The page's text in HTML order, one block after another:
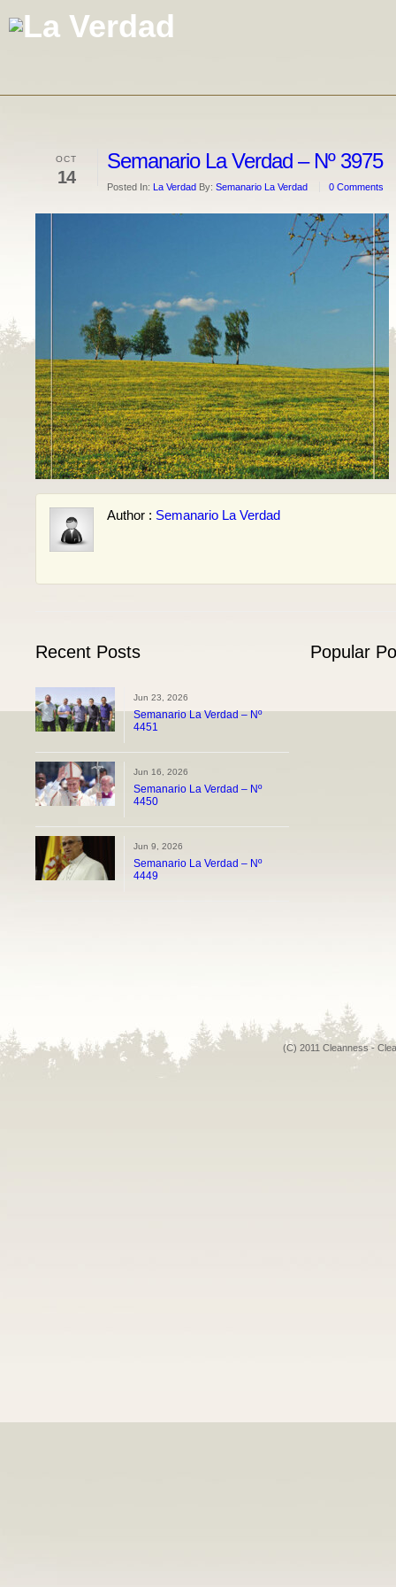
OCT
14
Semanario La Verdad – Nº 3975
Posted In: La Verdad By: Semanario La Verdad 0 Comments
Author : Semanario La Verdad
Recent Posts
Jun 23, 2026
Semanario La Verdad – Nº
4451
Jun 16, 2026
Semanario La Verdad – Nº
4450
Jun 9, 2026
Semanario La Verdad – Nº
4449
Popular
(C) 2011 Cleanness -